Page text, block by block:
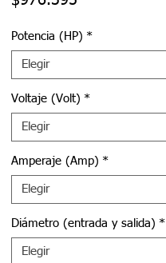
Potencia (HP) *
Voltaje (Volt) *
Amperaje (Amp) *
Diámetro (entrada y salida) *